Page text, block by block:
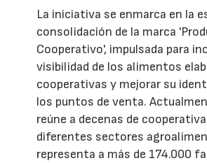
La iniciativa se enmarca en la
consolidación de la marca
Cooperativo', impulsada para
visibilidad de los alimentos
cooperativas y mejorar su
los puntos de venta.
reúne a decenas de
diferentes sectores
representa a más de 174.000